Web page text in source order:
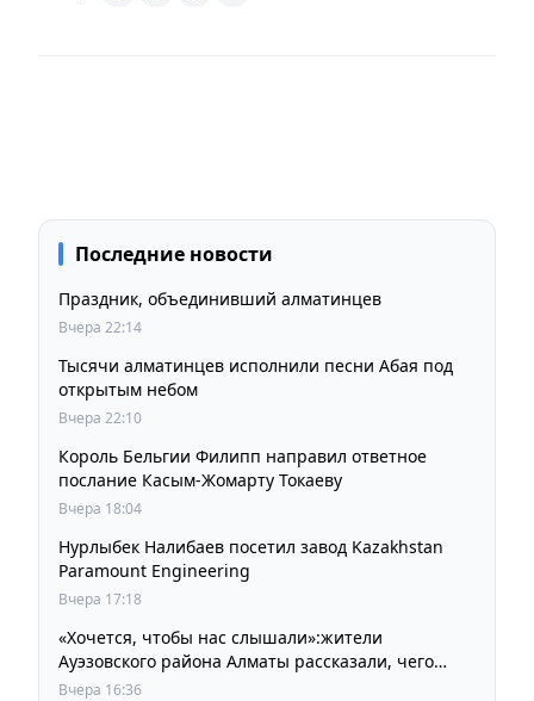
Последние новости
Праздник, объединивший алматинцев
Вчера 22:14
Тысячи алматинцев исполнили песни Абая под
открытым небом
Вчера 22:10
Король Бельгии Филипп направил ответное
послание Касым-Жомарту Токаеву
Вчера 18:04
Нурлыбек Налибаев посетил завод Kazakhstan
Paramount Engineering
Вчера 17:18
«Хочется, чтобы нас слышали»:жители
Ауэзовского района Алматы рассказали, чего
ждут от выборов депутатов Курултая
Вчера 16:36